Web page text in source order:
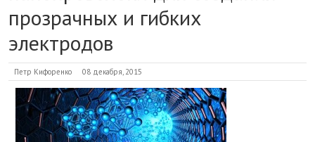
прозрачных и гибких
электродов
Петр Кифоренко 08 декабря, 2015